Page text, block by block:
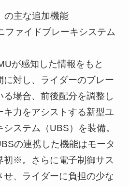
の主な追加機能
ファイドブレーキシステム
が感知した情報をもと
に対し、ライダーのブレー
る場合、前後配分を調整し
キ力をアシストする新型ユ
ステム（UBS）を装備。
の連携した機能はモータ
初※。さらに電子制御サス
せ、ライダーに負担の少な